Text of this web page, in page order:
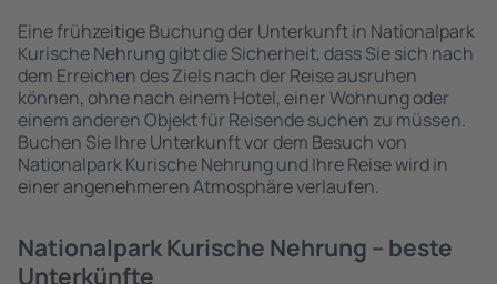
Eine frühzeitige Buchung der Unterkunft in Nationalpark
Kurische Nehrung gibt die Sicherheit, dass Sie sich nach
dem Erreichen des Ziels nach der Reise ausruhen
können, ohne nach einem Hotel, einer Wohnung oder
einem anderen Objekt für Reisende suchen zu müssen.
Buchen Sie Ihre Unterkunft vor dem Besuch von
Nationalpark Kurische Nehrung und Ihre Reise wird in
einer angenehmeren Atmosphäre verlaufen.
Nationalpark Kurische Nehrung – beste
Unterkünfte